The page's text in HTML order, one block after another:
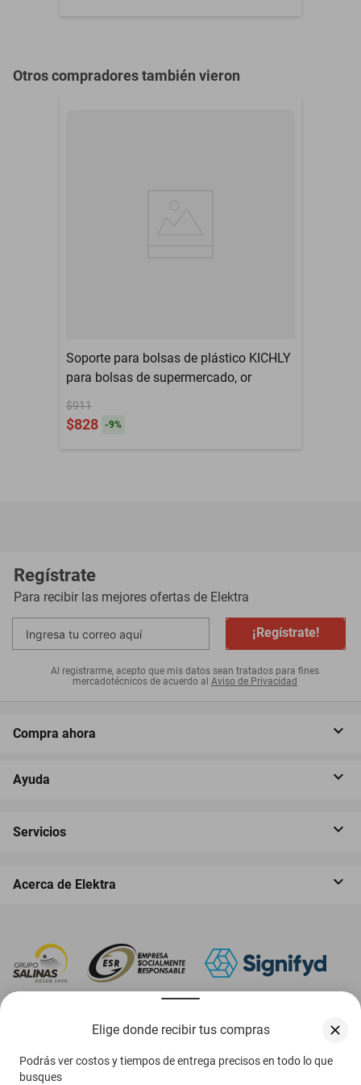
Elige donde recibir tus compras
Podrás ver costos y tiempos de entrega precisos en todo lo que
busques
Otros compradores también vieron
Soporte para bolsas de plástico KICHLY
para bolsas de supermercado, or
$911
$828 -9%
Regístrate
Para recibir las mejores ofertas de Elektra
¡Regístrate!
Al registrarme, acepto que mis datos sean tratados para fines
mercadotécnicos de acuerdo al Aviso de Privacidad
Compra ahora
Ayuda
Servicios
Acerca de Elektra